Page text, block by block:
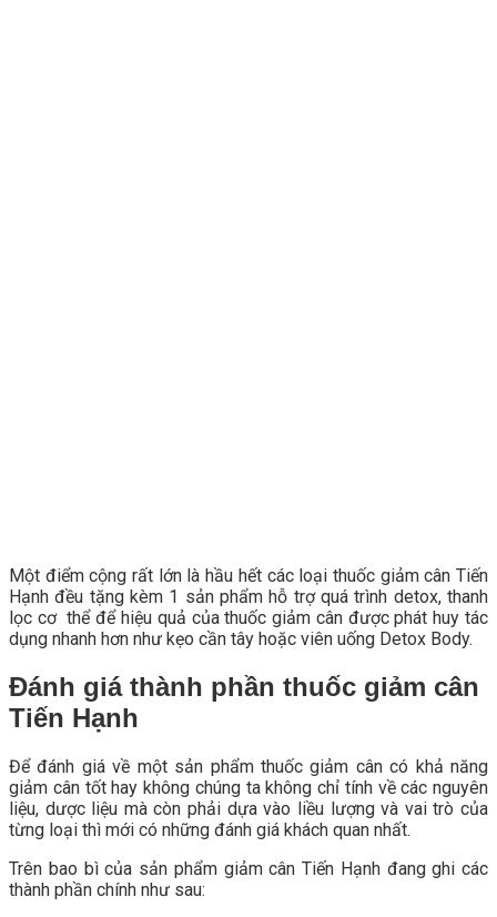
Một điểm cộng rất lớn là hầu hết các loại thuốc giảm cân Tiến
Hạnh đều tặng kèm 1 sản phẩm hỗ trợ quá trình detox, thanh
lọc cơ thể để hiệu quả của thuốc giảm cân được phát huy tác
dụng nhanh hơn như kẹo cần tây hoặc viên uống Detox Body.
Đánh giá thành phần thuốc giảm cân
Tiến Hạnh
Để đánh giá về một sản phẩm thuốc giảm cân có khả năng
giảm cân tốt hay không chúng ta không chỉ tính về các nguyên
liệu, dược liệu mà còn phải dựa vào liều lượng và vai trò của
từng loại thì mới có những đánh giá khách quan nhất.
Trên bao bì của sản phẩm giảm cân Tiến Hạnh đang ghi các
thành phần chính như sau: